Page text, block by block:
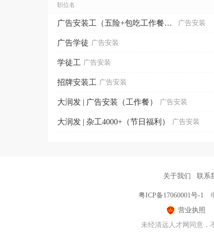
职位名
广告安装工（五险+包吃工作餐+加班补助） 广告安装
广告学徒 广告安装
学徒工 广告安装
招牌安装工 广告安装
大润发 | 广告安装（工作餐） 广告安装
大润发 | 杂工4000+（节日福利） 广告安装
关于我们 联系
粤ICP备17060001号-1
营业执照
未经清远人才网同意，